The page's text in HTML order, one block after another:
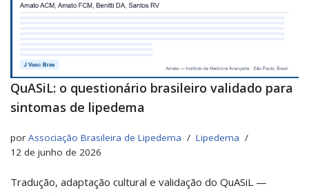
QuASiL: o questionário brasileiro validado para
sintomas de lipedema
por Associação Brasileira de Lipedema
Lipedema
12 de junho de 2026
Tradução, adaptação cultural e validação do QuASiL —